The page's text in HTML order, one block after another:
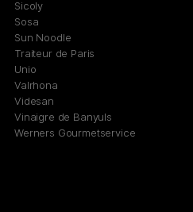
Sicoly
Sosa
Sun Noodle
Traiteur de Paris
Unio
Valrhona
Videsan
Vinaigre de Banyuls
Werners Gourmetservice